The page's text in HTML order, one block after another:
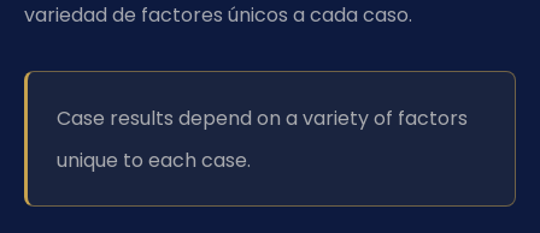
variedad de factores únicos a cada caso.
Case results depend on a variety of factors
unique to each case.